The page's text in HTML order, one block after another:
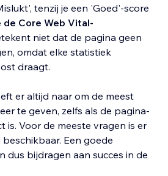
tenzij je een 'Goed'-score
de Core Web Vital-
niet dat de pagina geen
omdat elke statistiek
draagt.
er altijd naar om de meest
te geven, zelfs als de pagina-
is. Voor de meeste vragen is er
Een goede
dus bijdragen aan succes in de